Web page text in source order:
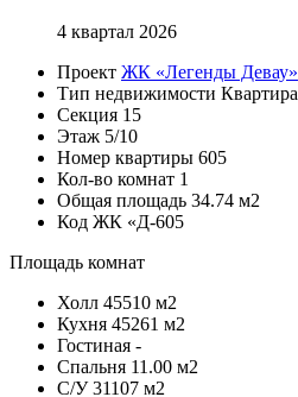
4 квартал 2026
Проект ЖК «Легенды Девау»
Тип недвижимости Квартира
Секция 15
Этаж 5/10
Номер квартиры 605
Кол-во комнат 1
Общая площадь 34.74 м2
Код ЖК «Д-605
Площадь комнат
Холл 45510 м2
Кухня 45261 м2
Гостиная -
Спальня 11.00 м2
С/У 31107 м2